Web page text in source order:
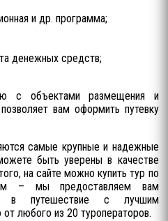
и др. программа;
денежных средств;
с объектами размещения и
вам оформить путевку
самые крупные и надежные
быть уверены в качестве
на сайте можно купить тур по
– мы предоставляем вам
в путешествие с лучшим
любого из 20 туроператоров.